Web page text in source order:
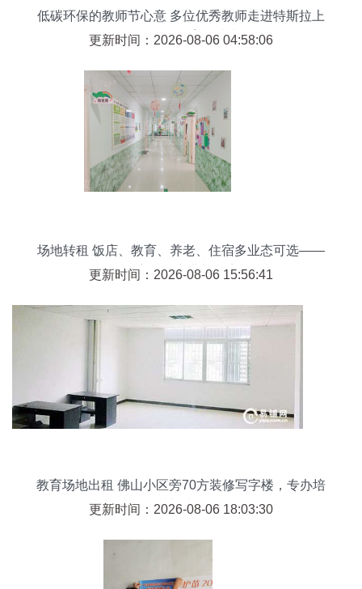
低碳环保的教师节心意 多位优秀教师走进特斯拉上
海超级工厂 教育场地出租
更新时间：2026-08-06 04:58:06
场地转租 饭店、教育、养老、住宿多业态可选——
开启您的商业新篇章
更新时间：2026-08-06 15:56:41
教育场地出租 佛山小区旁70方装修写字楼，专办培
训新选择
更新时间：2026-08-06 18:03:30